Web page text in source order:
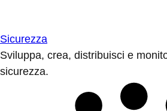
Sicurezza
Sviluppa, crea, distribuisci e
sicurezza.